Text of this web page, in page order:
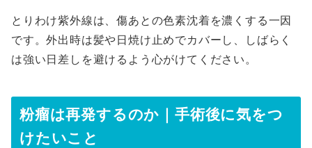
とりわけ紫外線は、傷あとの色素沈着を濃くする一因
です。外出時は髪や日焼け止めでカバーし、しばらく
は強い日差しを避けるよう心がけてください。
粉瘤は再発するのか｜手術後に気をつ
けたいこと